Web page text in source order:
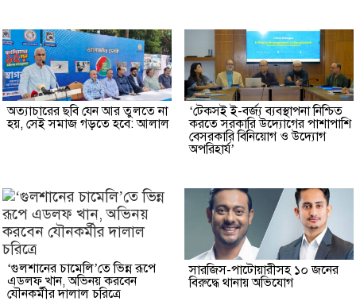
অত্যাচারের ছবি যেন আর তুলতে না
হয়, সেই সমাজ গড়তে হবে: আলাল
‘টেকসই ই-বর্জ্য ব্যবস্থাপনা নিশ্চিত
করতে সরকারি উদ্যোগের পাশাপাশি
বেসরকারি বিনিয়োগ ও উদ্যোগ
অপরিহার্য’
‘গুলশানের চামেলি’তে ভিন্ন রূপে
এডলফ খান, অভিনয় করবেন
যৌনকর্মীর দালাল চরিত্রে
সারজিস-পাটোয়ারীসহ ১০ জনের
বিরুদ্ধে থানায় অভিযোগ